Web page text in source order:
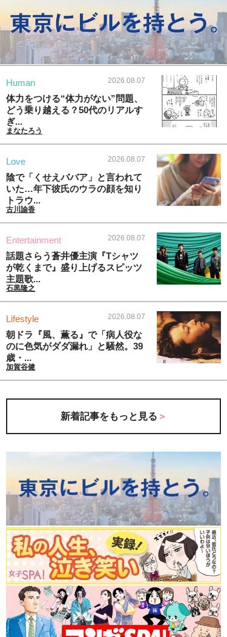
Human 2026.08.07
体力をつける“体力がない”問題、
どう乗り越える？50代のリアルす
ぎ...
まなたろう
Love 2026.08.07
陰で「くせえババア」と言われて
いた…年下彼氏のウラの顔を知り
トラウ...
古川諭香
Entertainment 2026.08.07
話題さらう蒼井優主演『Tシャツ
が乾くまで』盛り上げるスピッツ
主題歌...
石黒隆之
Lifestyle 2026.08.07
朝ドラ『風、薫る』で「病人役な
のに色気がダダ漏れ」と騒然。39
歳・...
加賀谷健
新着記事をもっと見る